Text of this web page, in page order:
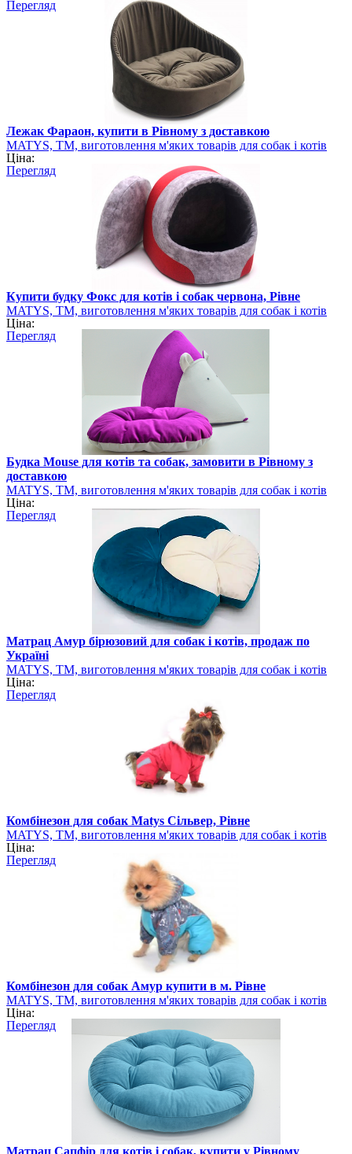
Перегляд
Лежак Фараон, купити в Рівному з доставкою
MATYS, ТМ, виготовлення м'яких товарів для собак і котів
Ціна:
Перегляд
Купити будку Фокс для котів і собак червона, Рівне
MATYS, ТМ, виготовлення м'яких товарів для собак і котів
Ціна:
Перегляд
Будка Мouse для котів та собак, замовити в Рівному з
доставкою
MATYS, ТМ, виготовлення м'яких товарів для собак і котів
Ціна:
Перегляд
Матрац Амур бірюзовий для собак і котів, продаж по
Україні
MATYS, ТМ, виготовлення м'яких товарів для собак і котів
Ціна:
Перегляд
Комбінезон для собак Matys Сільвер, Рівне
MATYS, ТМ, виготовлення м'яких товарів для собак і котів
Ціна:
Перегляд
Комбінезон для собак Амур купити в м. Рівне
MATYS, ТМ, виготовлення м'яких товарів для собак і котів
Ціна:
Перегляд